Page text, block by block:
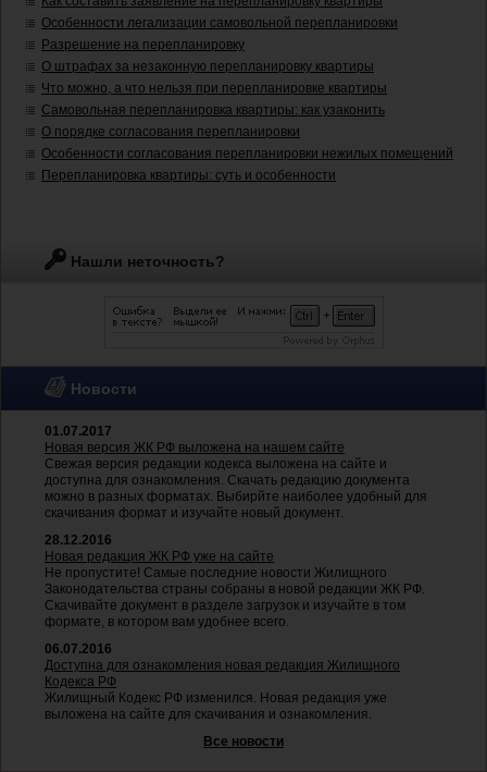
Особенности легализации самовольной перепланировки
Разрешение на перепланировку
О штрафах за незаконную перепланировку квартиры
Что можно, а что нельзя при перепланировке квартиры
Самовольная перепланировка квартиры: как узаконить
О порядке согласования перепланировки
Особенности согласования перепланировки нежилых помещений
Перепланировка квартиры: суть и особенности
Нашли неточность?
Новости
01.07.2017
Новая версия ЖК РФ выложена на нашем сайте
Свежая версия редакции кодекса выложена на сайте и
доступна для ознакомления. Скачать редакцию документа
можно в разных форматах. Выбирйте наиболее удобный для
скачивания формат и изучайте новый документ.
28.12.2016
Новая редакция ЖК РФ уже на сайте
Не пропустите! Самые последние новости Жилищного
Законодательства страны собраны в новой редакции ЖК РФ.
Скачивайте документ в разделе загрузок и изучайте в том
формате, в котором вам удобнее всего.
06.07.2016
Доступна для ознакомления новая редакция Жилищного
Кодекса РФ
Жилищный Кодекс РФ изменился. Новая редакция уже
выложена на сайте для скачивания и ознакомления.
Все новости